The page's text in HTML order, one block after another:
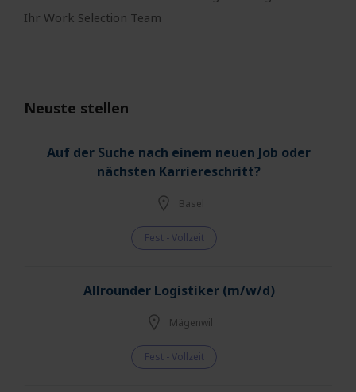
Ihr Work Selection Team
Neuste stellen
Auf der Suche nach einem neuen Job oder
nächsten Karriereschritt?
Basel
Fest - Vollzeit
Allrounder Logistiker (m/w/d)
Mägenwil
Fest - Vollzeit